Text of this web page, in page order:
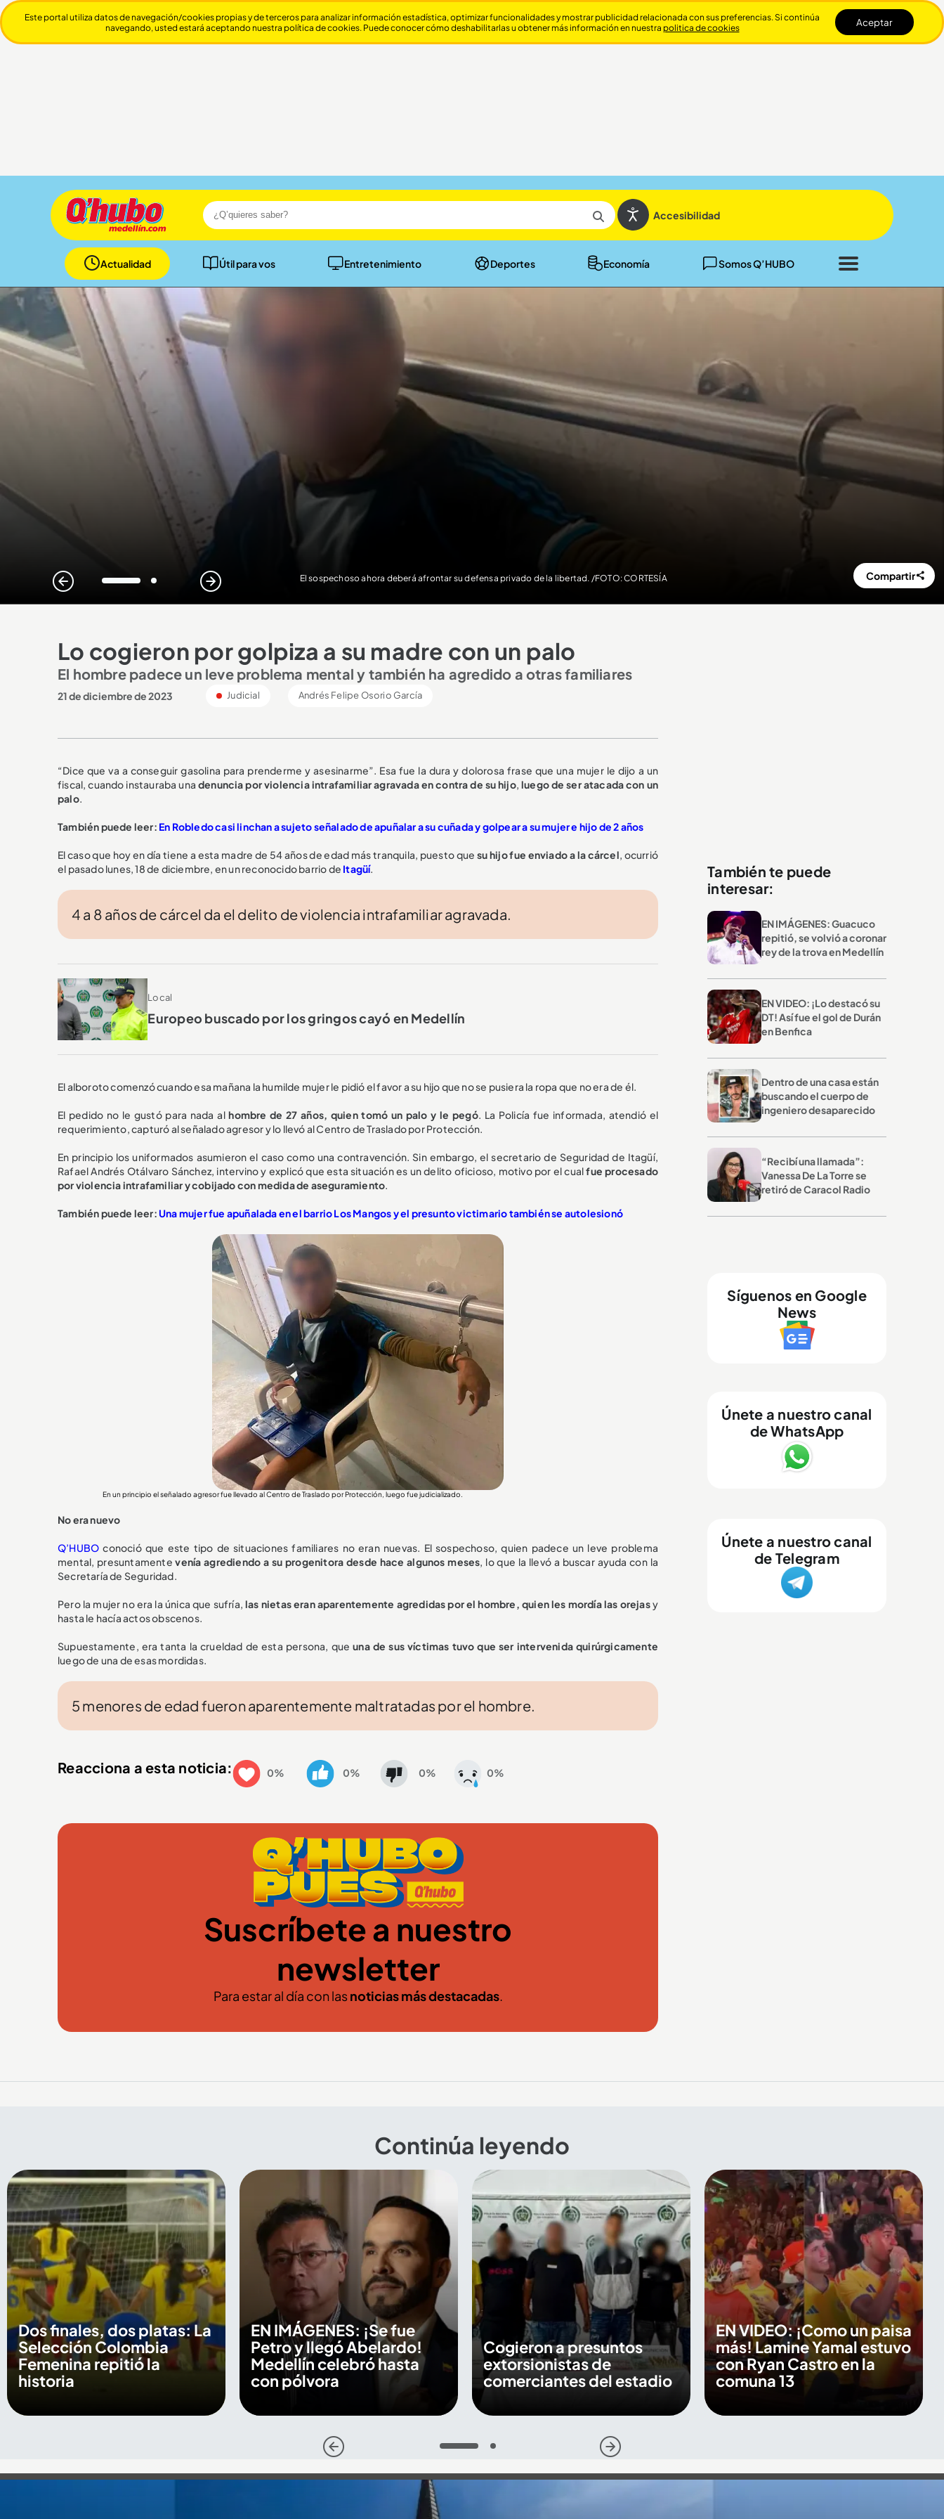
Accesibilidad
Actualidad Útil para vos Entretenimiento Deportes Economía Somos Q’HUBO
Cerrar
El sospechoso ahora deberá afrontar su defensa privado de la libertad. /FOTO: CORTESÍA
1 2
Compartir
Lo cogieron por golpiza a su madre con un palo
El hombre padece un leve problema mental y también ha agredido a otras familiares
21 de diciembre de 2023 Judicial Andrés Felipe Osorio García
“Dice que va a conseguir gasolina para prenderme y asesinarme”. Esa fue la dura y dolorosa frase que una mujer le dijo a un
fiscal, cuando instauraba una denuncia por violencia intrafamiliar agravada en contra de su hijo, luego de ser atacada con un
palo.
También puede leer: En Robledo casi linchan a sujeto señalado de apuñalar a su cuñada y golpear a su mujer e hijo de 2 años
El caso que hoy en día tiene a esta madre de 54 años de edad más tranquila, puesto que su hijo fue enviado a la cárcel, ocurrió
el pasado lunes, 18 de diciembre, en un reconocido barrio de Itagüí.
4 a 8 años de cárcel da el delito de violencia intrafamiliar agravada.
Local
Europeo buscado por los gringos cayó en Medellín
El alboroto comenzó cuando esa mañana la humilde mujer le pidió el favor a su hijo que no se pusiera la ropa que no era de él.
El pedido no le gustó para nada alhombre de 27 años, quien tomó un palo y le pegó. La Policía fue informada, atendió el
requerimiento, capturó al señalado agresor y lo llevó al Centro de Traslado por Protección.
En principio los uniformados asumieron el caso como una contravención. Sin embargo, el secretario de Seguridad de Itagüí,
Rafael Andrés Otálvaro Sánchez, intervino y explicó que esta situación es un delito oficioso, motivo por el cualfue procesado
por violencia intrafamiliar y cobijado con medida de aseguramiento.
También puede leer:Una mujer fue apuñalada en el barrio Los Mangos y el presunto victimario también se autolesionó
En un principio el señalado agresor fue llevado al Centro de Traslado por Protección, luego fue judicializado.
No era nuevo
Q’HUBO conoció que este tipo de situaciones familiares no eran nuevas. El sospechoso, quien padece un leve problema
mental, presuntamente venía agrediendo a su progenitora desde hace algunos meses, lo que la llevó a buscar ayuda con la
Secretaría de Seguridad.
Pero la mujer no era la única que sufría,las nietas eran aparentemente agredidas por el hombre, quien les mordía las orejasy
hasta le hacía actos obscenos.
Supuestamente, era tanta la crueldad de esta persona, queuna de sus víctimas tuvo que ser intervenida quirúrgicamente
luego de una de esas mordidas.
5 menores de edad fueron aparentemente maltratadas por el hombre.
Reacciona a esta noticia: 0% 0% 0% 0%
Suscríbete a nuestro
newsletter
Para estar al día con lasnoticias más destacadas.
También te puede
interesar:
EN IMÁGENES: Guacuco
repitió, se volvió a coronar
rey de la trova en Medellín
EN VIDEO: ¡Lo destacó su
DT! Así fue el gol de Durán
en Benfica
Dentro de una casa están
buscando el cuerpo de
ingeniero desaparecido
“Recibí una llamada”:
Vanessa De La Torre se
retiró de Caracol Radio
Síguenos en Google
News
Únete a nuestro canal
de WhatsApp
Únete a nuestro canal
de Telegram
Continúa leyendo
Dos finales, dos platas: La
Selección Colombia
Femenina repitió la
historia
EN IMÁGENES: ¡Se fue
Petro y llegó Abelardo!
Medellín celebró hasta
con pólvora
Cogieron a presuntos
extorsionistas de
comerciantes del estadio
EN VIDEO: ¡Como un paisa
más! Lamine Yamal estuvo
con Ryan Castro en la
comuna 13
1 2
Este portal utiliza datos de navegación/cookies propias y de terceros para analizar información estadística, optimizar funcionalidades y mostrar publicidad relacionada con sus preferencias. Si continúa
navegando, usted estará aceptando nuestra política de cookies. Puede conocer cómo deshabilitarlas u obtener más información en nuestra politica de cookies Aceptar